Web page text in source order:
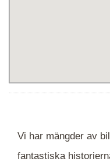
Vi har mängder av
fantastiska